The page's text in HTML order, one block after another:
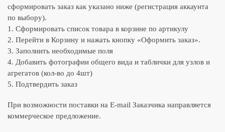
сформировать заказ как указано ниже (регистрация аккаунта
по выбору).
1. Сформировать список товара в корзине по артикулу
2. Перейти в Корзину и нажать кнопку «Оформить заказ».
3. Заполнить необходимые поля
4. Добавить фотографии общего вида и таблички для узлов и
агрегатов (кол-во до 4шт)
5. Подтвердить заказ
При возможности поставки на E-mail Заказчика направляется
коммерческое предложение.